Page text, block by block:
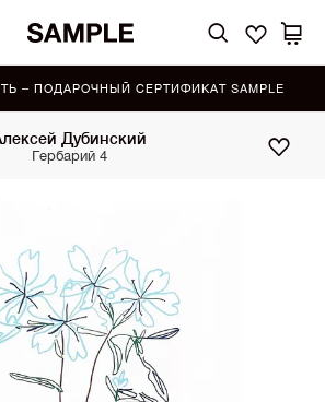
– ПОДАРОЧНЫЙ СЕРТИФИКАТ SAMPLE
Дубинский
Гербарий 4